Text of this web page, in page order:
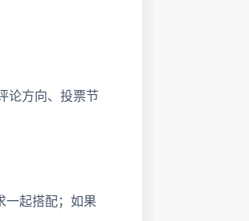
论方向、投票节
一起搭配；如果